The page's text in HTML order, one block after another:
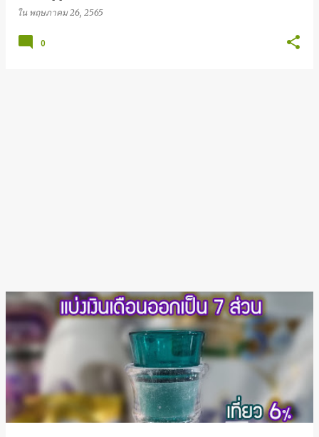
ใน พฤษภาคม 26, 2565
0